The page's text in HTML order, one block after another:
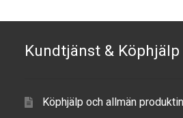
Kundtjänst & Köphjälp
Köphjälp och allmän